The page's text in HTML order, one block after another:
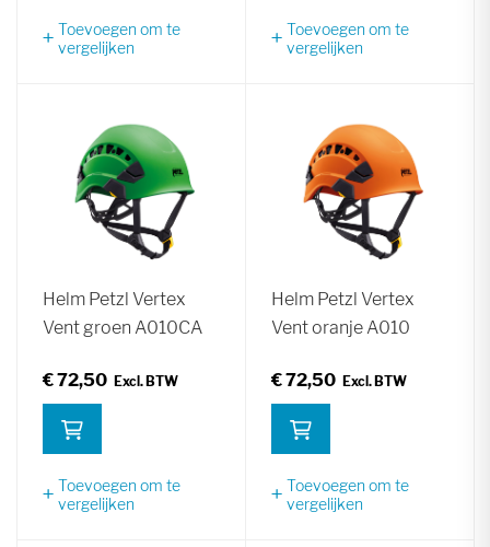
Toevoegen om te
vergelijken
Toevoegen om te
vergelijken
Helm Petzl Vertex
Vent groen A010CA
€ 72,50
Toevoegen om te
vergelijken
Helm Petzl Vertex
Vent oranje A010
€ 72,50
Toevoegen om te
vergelijken